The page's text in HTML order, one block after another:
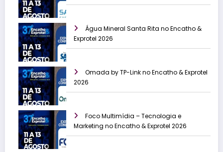
Água Mineral Santa Rita no Encatho &
Exprotel 2026
Omada by TP-Link no Encatho & Exprotel
2026
Foco Multimídia – Tecnologia e
Marketing no Encatho & Exprotel 2026